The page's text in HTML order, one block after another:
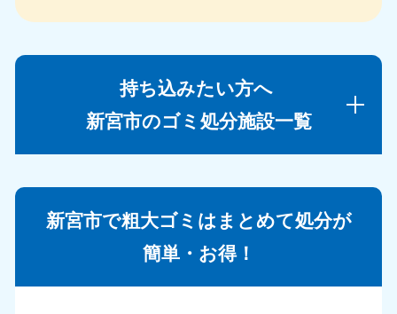
持ち込みたい方へ
新宮市のゴミ処分施設一覧
新宮市で粗大ゴミはまとめて処分が
簡単・お得！